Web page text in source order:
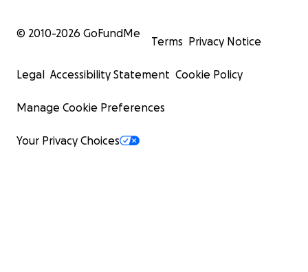
© 2010-2026 GoFundMe
Terms Privacy Notice
Legal Accessibility Statement Cookie Policy
Manage Cookie Preferences
Your Privacy Choices